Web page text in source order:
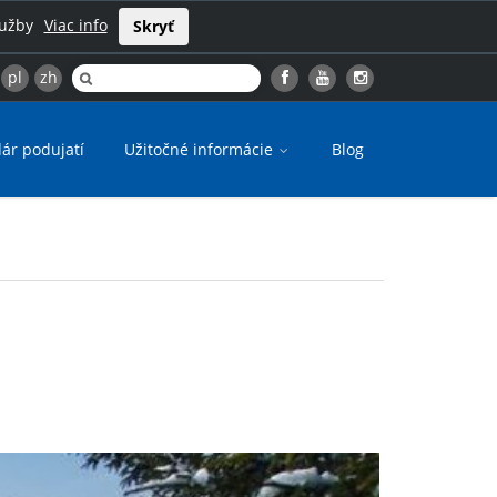
Viac info Skryť
pl zh
podujatí Užitočné informácie Blog